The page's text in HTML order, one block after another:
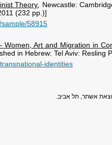
Theory
Newcastle:
(232 pp.)]
58915
Women, Art and Migration in
in Hebrew: Tel Aviv: Resling
identities
אשתר, תל אביב.